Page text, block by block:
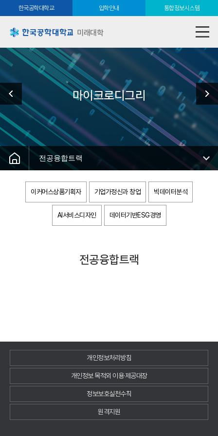
한국공학대학교 입학안내 통합정보시스템
미래대학
마이크로디그리
전공융합트랙
이커머스상품기획자 기업가정신과 창업 빅데이터분석
AI서비스디자인 데이터기반ESG경영
전공융합트랙
개인정보처리방침
개인정보 목적외 이용·제공대장
정보보호실천수칙
원격지원